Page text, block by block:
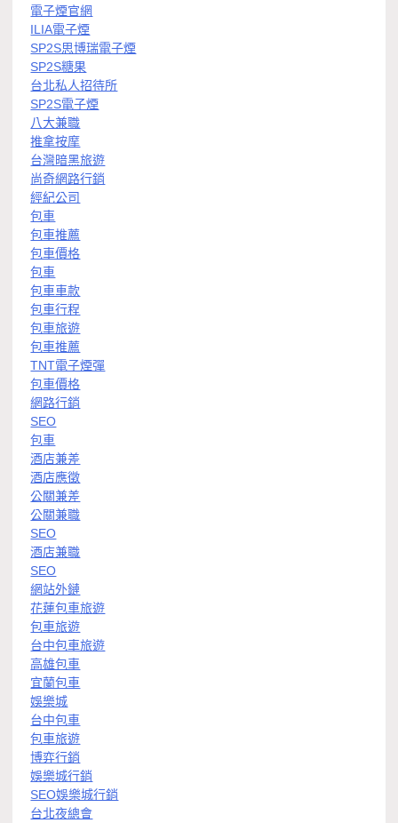
電子煙官網
ILIA電子煙
SP2S思博瑞電子煙
SP2S糖果
台北私人招待所
SP2S電子煙
八大兼職
推拿按摩
台灣暗黑旅遊
尚奇網路行銷
經紀公司
包車
包車推薦
包車價格
包車
包車車款
包車行程
包車旅遊
包車推薦
TNT電子煙彈
包車價格
網路行銷
SEO
包車
酒店兼差
酒店應徵
公關兼差
公關兼職
SEO
酒店兼職
SEO
網站外鏈
花蓮包車旅遊
包車旅遊
台中包車旅遊
高雄包車
宜蘭包車
娛樂城
台中包車
包車旅遊
博弈行銷
娛樂城行銷
SEO娛樂城行銷
台北夜總會